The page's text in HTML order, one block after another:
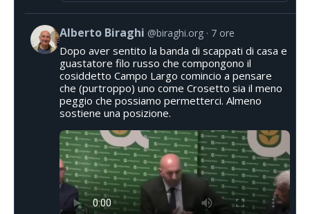
Alberto Biraghi @biraghi.org 7 ore
Dopo aver sentito la banda di scappati di casa e
guastatore filo russo che compongono il
cosiddetto Campo Largo comincio a pensare
che (purtroppo) uno come Crosetto sia il meno
peggio che possiamo permetterci. Almeno
sostiene una posizione.